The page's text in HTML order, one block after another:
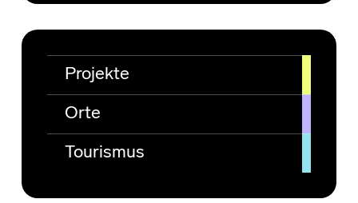
Projekte
Orte
Tourismus